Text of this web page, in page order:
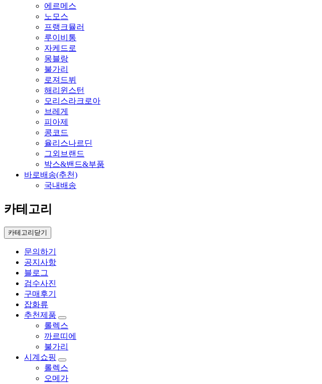
에르메스
노모스
프랭크뮬러
루이비통
자케드로
몽블랑
불가리
로져드뷔
해리윈스턴
모리스라크로아
브레게
피아제
콩코드
율리스나르딘
그외브랜드
박스&밴드&부품
바로배송(추천)
국내배송
카테고리
카테고리닫기
문의하기
공지사항
블로그
검수사진
구매후기
잡화류
추천제품
롤렉스
까르띠에
불가리
시계쇼핑
롤렉스
오메가